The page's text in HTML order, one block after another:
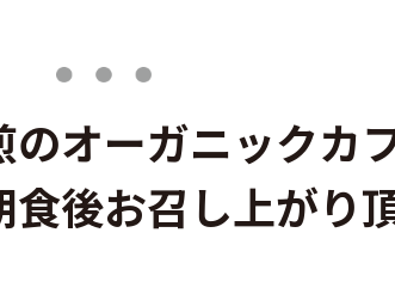
オーガニックカ
後お召し上がり